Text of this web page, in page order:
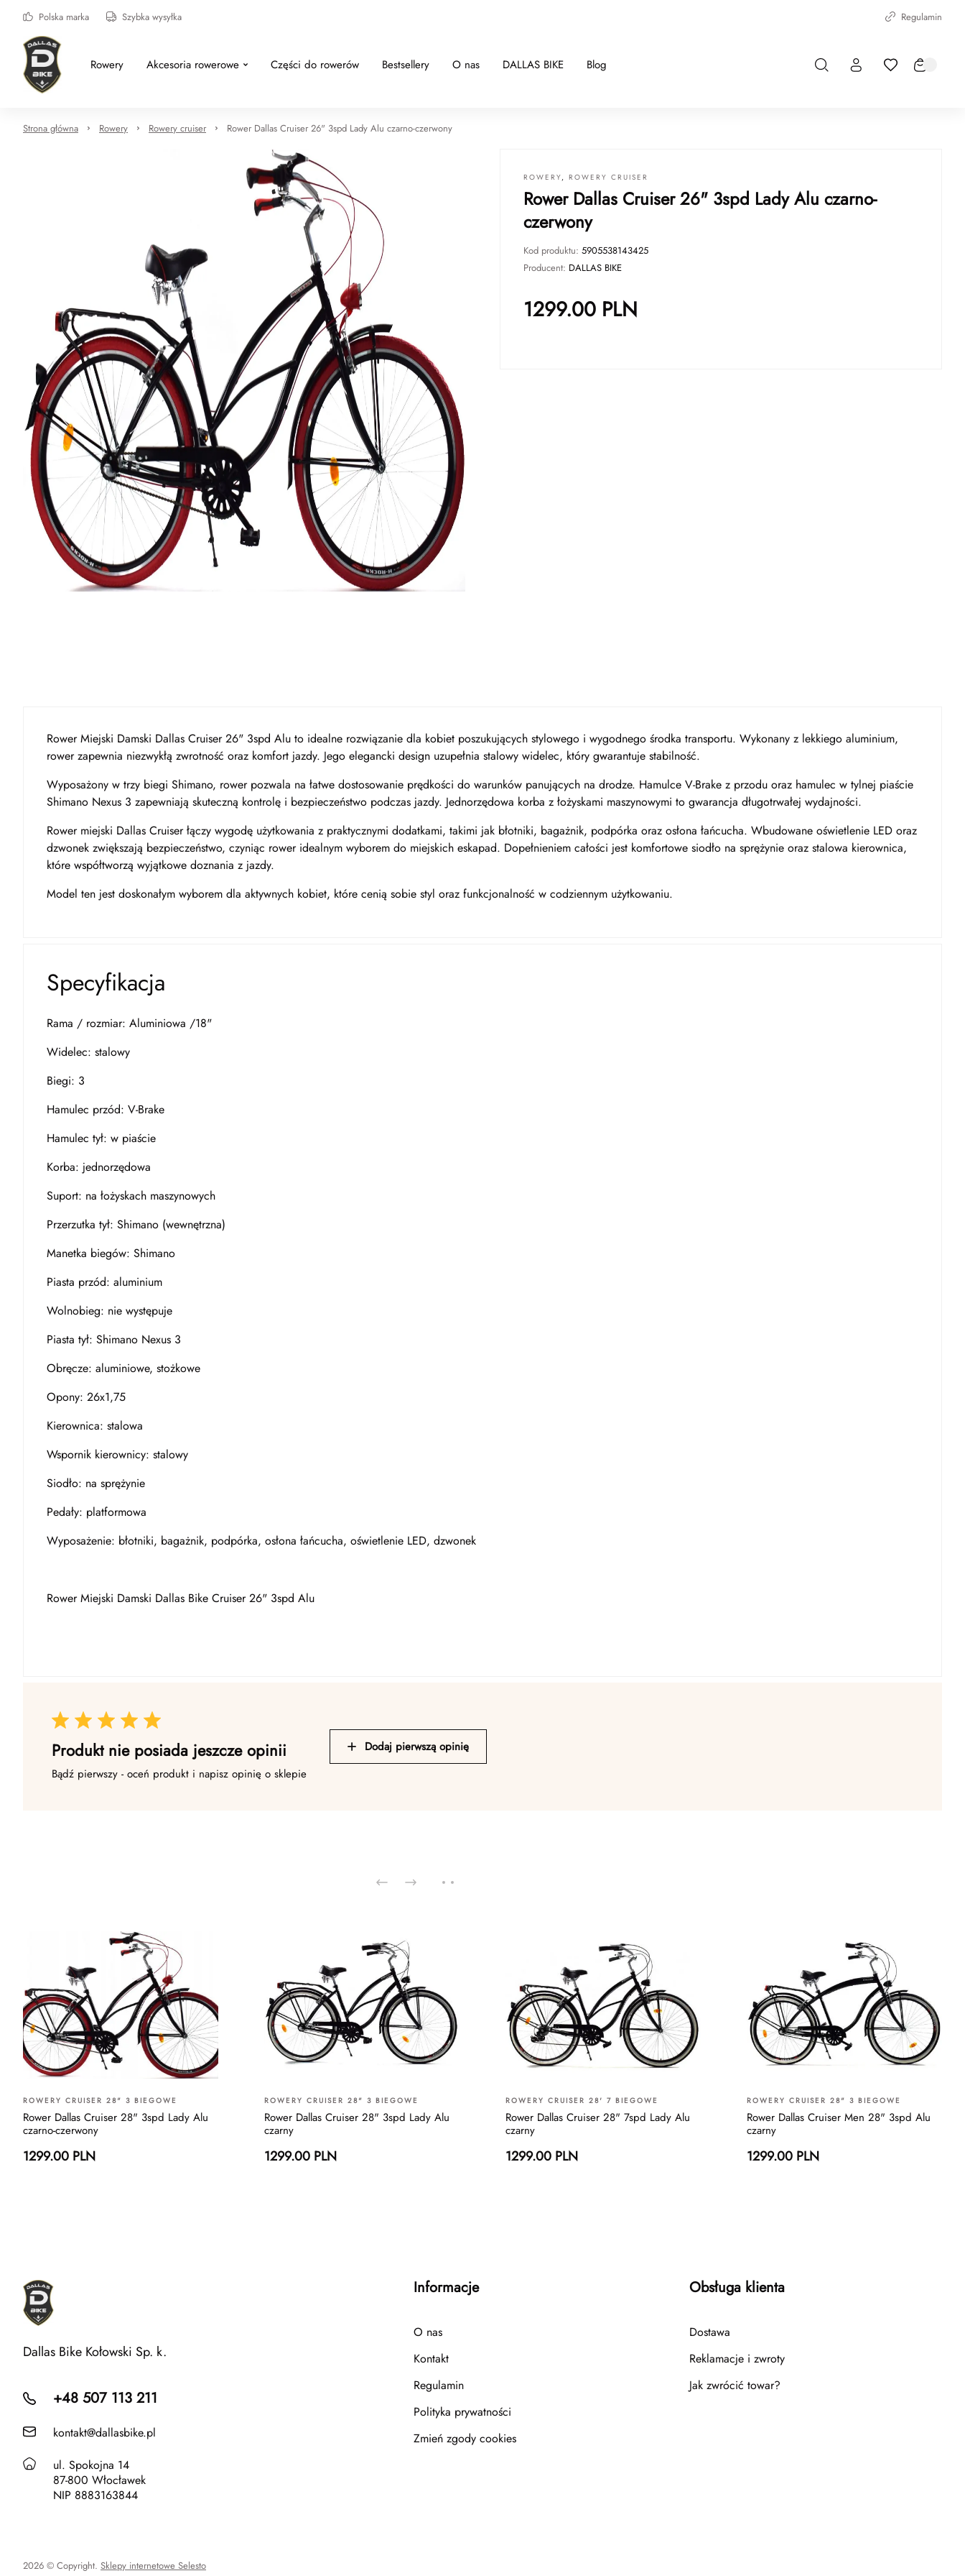
Polska marka Szybka wysyłka Regulamin
Rowery Akcesoria rowerowe Części do rowerów Bestsellery O nas DALLAS BIKE Blog
Strona główna Rowery Rowery cruiser Rower Dallas Cruiser 26" 3spd Lady Alu czarno-czerwony
ROWERY, ROWERY CRUISER
Rower Dallas Cruiser 26" 3spd Lady Alu czarno-
czerwony
Kod produktu: 5905538143425
Producent: DALLAS BIKE
1299.00 PLN
Rower Miejski Damski Dallas Cruiser 26" 3spd Alu to idealne rozwiązanie dla kobiet poszukujących stylowego i wygodnego środka transportu. Wykonany z lekkiego aluminium,
rower zapewnia niezwykłą zwrotność oraz komfort jazdy. Jego elegancki design uzupełnia stalowy widelec, który gwarantuje stabilność.
Wyposażony w trzy biegi Shimano, rower pozwala na łatwe dostosowanie prędkości do warunków panujących na drodze. Hamulce V-Brake z przodu oraz hamulec w tylnej piaście
Shimano Nexus 3 zapewniają skuteczną kontrolę i bezpieczeństwo podczas jazdy. Jednorzędowa korba z łożyskami maszynowymi to gwarancja długotrwałej wydajności.
Rower miejski Dallas Cruiser łączy wygodę użytkowania z praktycznymi dodatkami, takimi jak błotniki, bagażnik, podpórka oraz osłona łańcucha. Wbudowane oświetlenie LED oraz
dzwonek zwiększają bezpieczeństwo, czyniąc rower idealnym wyborem do miejskich eskapad. Dopełnieniem całości jest komfortowe siodło na sprężynie oraz stalowa kierownica,
które współtworzą wyjątkowe doznania z jazdy.
Model ten jest doskonałym wyborem dla aktywnych kobiet, które cenią sobie styl oraz funkcjonalność w codziennym użytkowaniu.
Specyfikacja
Rama / rozmiar: Aluminiowa /18"
Widelec: stalowy
Biegi: 3
Hamulec przód: V-Brake
Hamulec tył: w piaście
Korba: jednorzędowa
Suport: na łożyskach maszynowych
Przerzutka tył: Shimano (wewnętrzna)
Manetka biegów: Shimano
Piasta przód: aluminium
Wolnobieg: nie występuje
Piasta tył: Shimano Nexus 3
Obręcze: aluminiowe, stożkowe
Opony: 26x1,75
Kierownica: stalowa
Wspornik kierownicy: stalowy
Siodło: na sprężynie
Pedały: platformowa
Wyposażenie: błotniki, bagażnik, podpórka, osłona łańcucha, oświetlenie LED, dzwonek
Rower Miejski Damski Dallas Bike Cruiser 26" 3spd Alu
Produkt nie posiada jeszcze opinii
Bądź pierwszy - oceń produkt i napisz opinię o sklepie
Dodaj pierwszą opinię
ROWERY CRUISER 28" 3 BIEGOWE
Rower Dallas Cruiser 28" 3spd Lady Alu
czarno-czerwony
1299.00 PLN
ROWERY CRUISER 28" 3 BIEGOWE
Rower Dallas Cruiser 28" 3spd Lady Alu
czarny
1299.00 PLN
ROWERY CRUISER 28' 7 BIEGOWE
Rower Dallas Cruiser 28" 7spd Lady Alu
czarny
1299.00 PLN
ROWERY CRUISER 28" 3 BIEGOWE
Rower Dallas Cruiser Men 28" 3spd Alu
czarny
1299.00 PLN
Dallas Bike Kołowski Sp. k.
+48 507 113 211
kontakt@dallasbike.pl
ul. Spokojna 14
87-800 Włocławek
NIP 8883163844
Informacje
O nas
Kontakt
Regulamin
Polityka prywatności
Zmień zgody cookies
Obsługa klienta
Dostawa
Reklamacje i zwroty
Jak zwrócić towar?
2026 © Copyright. Sklepy internetowe Selesto